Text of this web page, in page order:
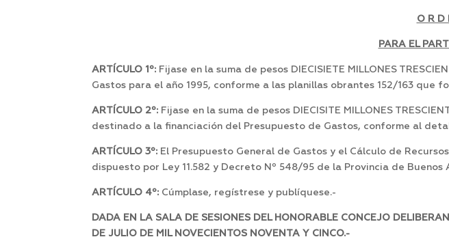
O R D
PARA EL
ARTÍCULO 1º: Fijase en la suma de pesos DIECISIETE MILLONES
Gastos para el año 1995, conforme a las planillas obrantes 152/163 que
ARTÍCULO 2º: Fijase en la suma de pesos DIECISITE MILLONES
destinado a la financiación del Presupuesto de Gastos, conforme al
ARTÍCULO 3º: El Presupuesto General de Gastos y el Cálculo de
dispuesto por Ley 11.582 y Decreto Nº 548/95 de la Provincia de Buenos
ARTÍCULO 4º: Cúmplase, regístrese y publíquese.-
DADA EN LA SALA DE SESIONES DEL HONORABLE CONCEJO
DE JULIO DE MIL NOVECIENTOS NOVENTA Y CINCO.-